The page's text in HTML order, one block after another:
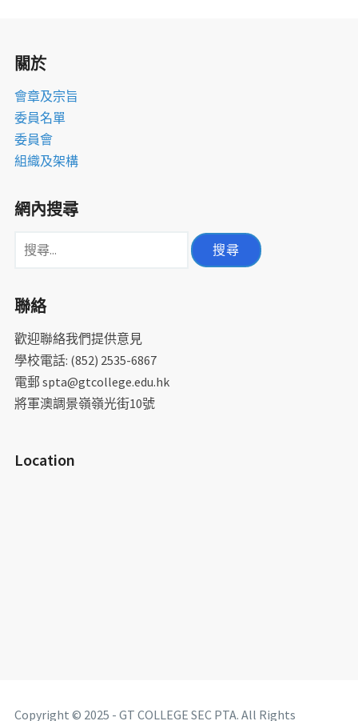
關於
會章及宗旨
委員名單
委員會
組織及架構
網內搜尋
搜
鍵
聯絡
歡迎聯絡我們提供意見
學校電話: (852) 2535-6867
電郵 spta@gtcollege.edu.hk
將軍澳調景嶺嶺光街10號
Location
Copyright © 2025 - GT COLLEGE SEC PTA. All Rights